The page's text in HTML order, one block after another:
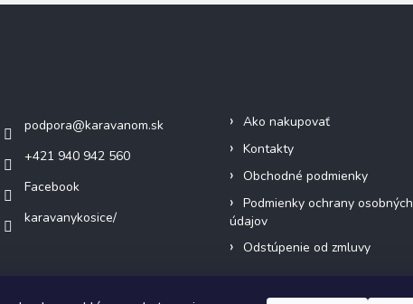
podpora@karavanom.sk
+421 940 942 560
Facebook
karavanykosice/
Ako nakupovať
Kontakty
Obchodné podmienky
Podmienky ochrany osobných
údajov
Odstúpenie od zmluvy